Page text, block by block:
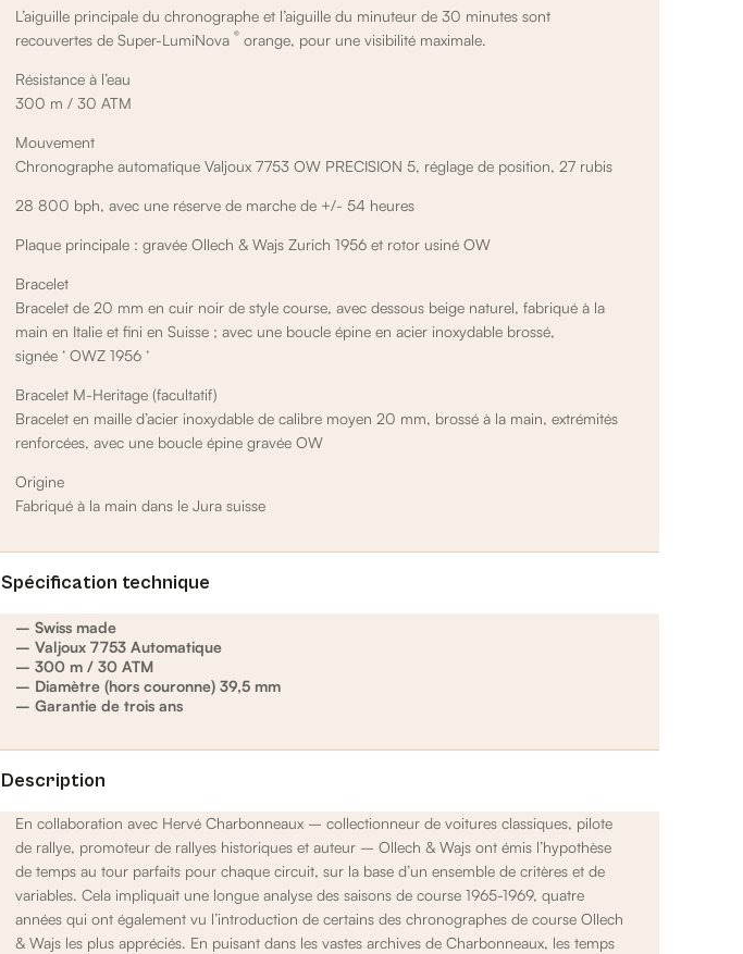
L’aiguille principale du chronographe et l’aiguille du minuteur de 30 minutes sont
recouvertes de Super-LumiNova® orange, pour une visibilité maximale.
Résistance à l’eau
300 m / 30 ATM
Mouvement
Chronographe automatique Valjoux 7753 OW PRECISION 5, réglage de position, 27 rubis
28 800 bph, avec une réserve de marche de +/- 54 heures
Plaque principale : gravée Ollech & Wajs Zurich 1956 et rotor usiné OW
Bracelet
Bracelet de 20 mm en cuir noir de style course, avec dessous beige naturel, fabriqué à la
main en Italie et fini en Suisse ; avec une boucle épine en acier inoxydable brossé,
signée ‘ OWZ 1956 ‘
Bracelet M-Heritage (facultatif)
Bracelet en maille d’acier inoxydable de calibre moyen 20 mm, brossé à la main, extrémités
renforcées, avec une boucle épine gravée OW
Origine
Fabriqué à la main dans le Jura suisse
Spécification technique
– Swiss made
– Valjoux 7753 Automatique
– 300 m / 30 ATM
– Diamètre (hors couronne) 39,5 mm
– Garantie de trois ans
Description
En collaboration avec Hervé Charbonneaux – collectionneur de voitures classiques, pilote
de rallye, promoteur de rallyes historiques et auteur – Ollech & Wajs ont émis l’hypothèse
de temps au tour parfaits pour chaque circuit, sur la base d’un ensemble de critères et de
variables. Cela impliquait une longue analyse des saisons de course 1965-1969, quatre
années qui ont également vu l’introduction de certains des chronographes de course Ollech
& Wajs les plus appréciés. En puisant dans les vastes archives de Charbonneaux, les temps